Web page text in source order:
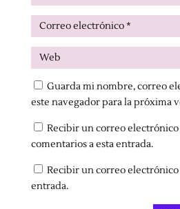
Guarda mi nombre, correo
este navegador para la próxima
Recibir un correo
comentarios a esta entrada.
Recibir un correo electrónico
entrada.